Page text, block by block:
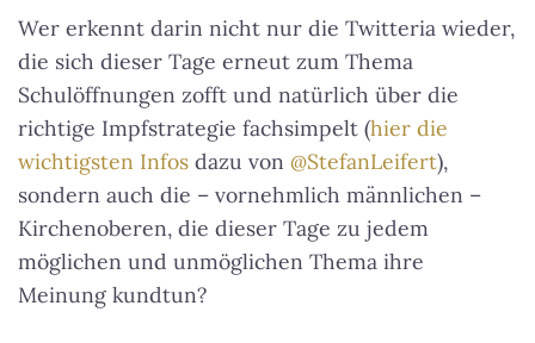
Wer erkennt darin nicht nur die Twitteria wieder,
die sich dieser Tage erneut zum Thema
Schulöffnungen zofft und natürlich über die
richtige Impfstrategie fachsimpelt (hier die
wichtigsten Infos dazu von @StefanLeifert),
sondern auch die – vornehmlich männlichen –
Kirchenoberen, die dieser Tage zu jedem
möglichen und unmöglichen Thema ihre
Meinung kundtun?